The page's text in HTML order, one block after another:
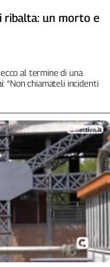
ribalta: un morto e
al termine di una
“Non chiamateli incidenti